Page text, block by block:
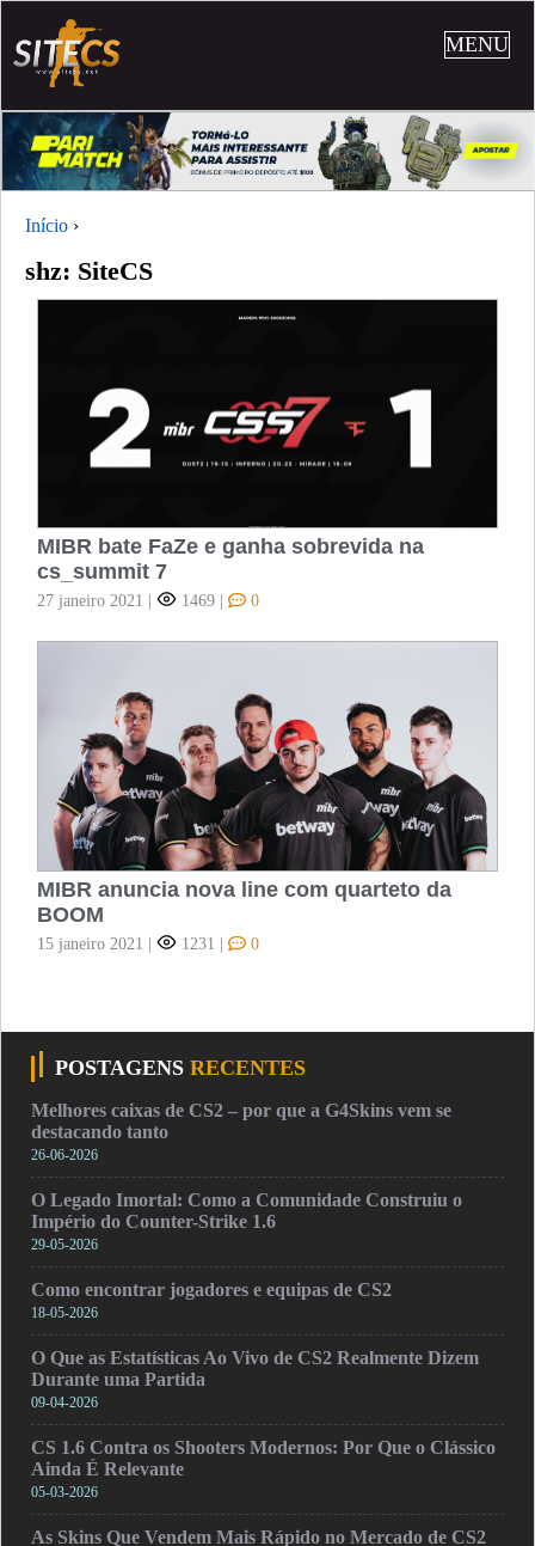
MENU
Início ›
shz: SiteCS
MIBR bate FaZe e ganha sobrevida na
cs_summit 7
27 janeiro 2021 | 1469 | 0
MIBR anuncia nova line com quarteto da
BOOM
15 janeiro 2021 | 1231 | 0
POSTAGENS RECENTES
Melhores caixas de CS2 – por que a G4Skins vem se
destacando tanto
26-06-2026
O Legado Imortal: Como a Comunidade Construiu o
Império do Counter-Strike 1.6
29-05-2026
Como encontrar jogadores e equipas de CS2
18-05-2026
O Que as Estatísticas Ao Vivo de CS2 Realmente Dizem
Durante uma Partida
09-04-2026
CS 1.6 Contra os Shooters Modernos: Por Que o Clássico
Ainda É Relevante
05-03-2026
As Skins Que Vendem Mais Rápido no Mercado de CS2